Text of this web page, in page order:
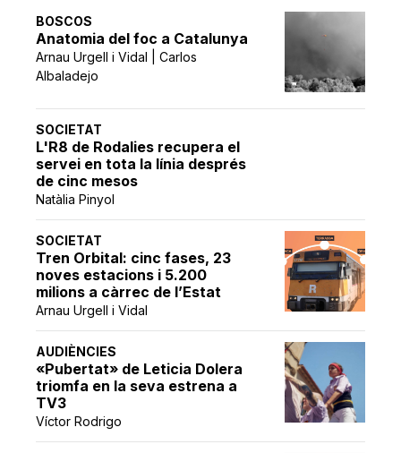
BOSCOS
Anatomia del foc a Catalunya
Arnau Urgell i Vidal | Carlos
Albaladejo
SOCIETAT
L'R8 de Rodalies recupera el
servei en tota la línia després
de cinc mesos
Natàlia Pinyol
SOCIETAT
Tren Orbital: cinc fases, 23
noves estacions i 5.200
milions a càrrec de l’Estat
Arnau Urgell i Vidal
AUDIÈNCIES
«Pubertat» de Leticia Dolera
triomfa en la seva estrena a
TV3
Víctor Rodrigo